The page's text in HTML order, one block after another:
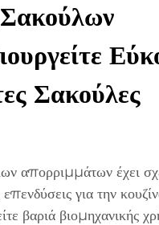
Σακούλες
απορριμμάτων έχει
για την
βαριά βιομηχανικής